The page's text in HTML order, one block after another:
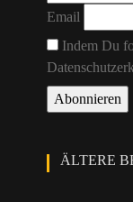
Email
Indem Du
ÄLTERE